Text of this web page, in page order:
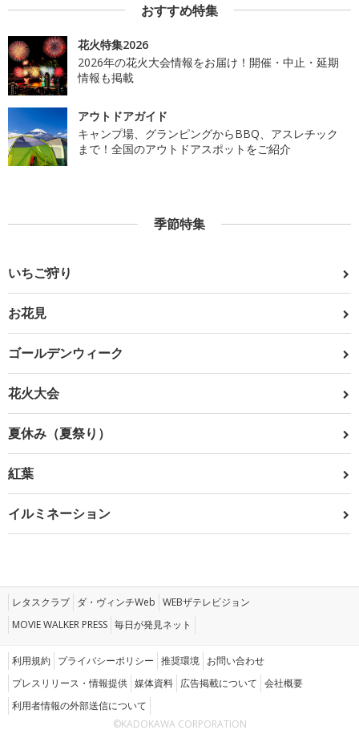
おすすめ特集
花火特集2026
2026年の花火大会情報をお届け！開催・中止・延期
情報も掲載
アウトドアガイド
キャンプ場、グランピングからBBQ、アスレチック
まで！全国のアウトドアスポットをご紹介
季節特集
いちご狩り
お花見
ゴールデンウィーク
花火大会
夏休み（夏祭り）
紅葉
イルミネーション
レタスクラブ ダ・ヴィンチWeb WEBザテレビジョン
MOVIE WALKER PRESS 毎日が発見ネット
利用規約 プライバシーポリシー 推奨環境 お問い合わせ
プレスリリース・情報提供 媒体資料 広告掲載について 会社概要
利用者情報の外部送信について
©KADOKAWA CORPORATION